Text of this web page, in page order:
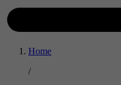
Home
/